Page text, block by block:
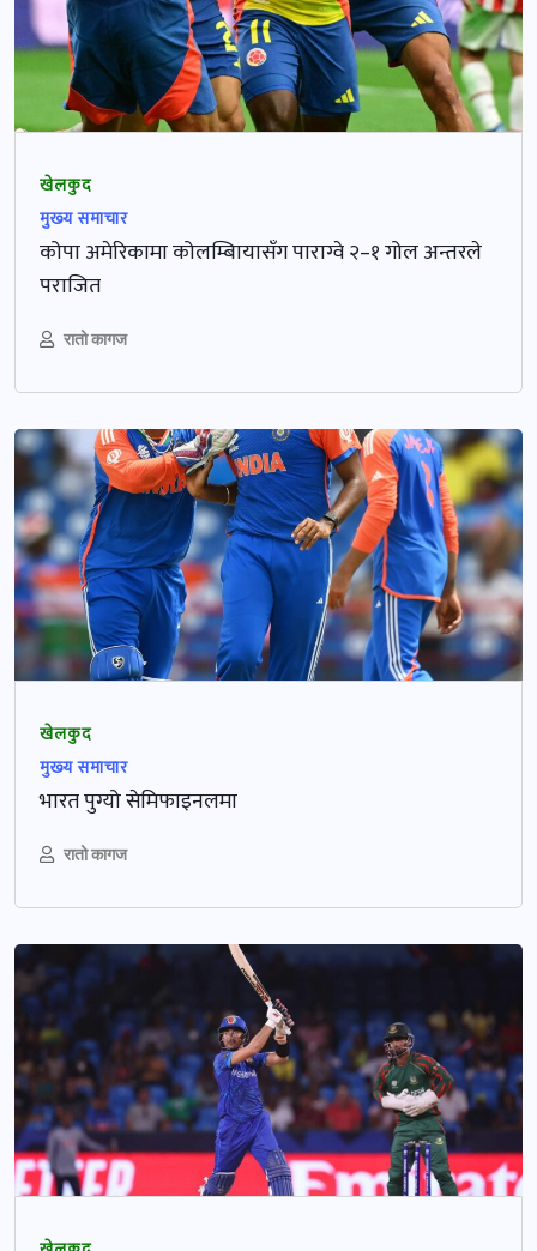
खेलकुद
मुख्‍य समाचार
कोपा अमेरिकामा कोलम्बिायासँग पाराग्वे २–१ गोल अन्तरले
पराजित
रातो कागज
खेलकुद
मुख्‍य समाचार
भारत पुग्यो सेमिफाइनलमा
रातो कागज